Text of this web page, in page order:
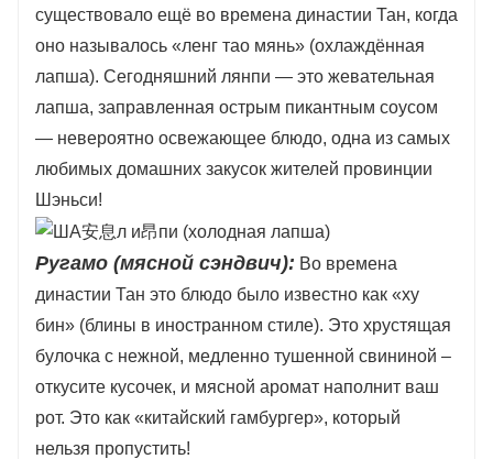
существовало ещё во времена династии Тан, когда
оно называлось «ленг тао мянь» (охлаждённая
лапша). Сегодняшний лянпи — это жевательная
лапша, заправленная острым пикантным соусом
— невероятно освежающее блюдо, одна из самых
любимых домашних закусок жителей провинции
Шэньси!
Ругамо (мясной сэндвич): Во времена
династии Тан это блюдо было известно как «ху
бин» (блины в иностранном стиле). Это хрустящая
булочка с нежной, медленно тушенной свининой –
откусите кусочек, и мясной аромат наполнит ваш
рот. Это как «китайский гамбургер», который
нельзя пропустить!